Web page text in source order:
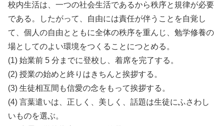
校内生活は、一つの社会生活であるから秩序と規律が必要
である。したがって、自由には責任が伴うことを自覚し
て、個人の自由とともに全体の秩序を重んじ、勉学修養の
場としてのよい環境をつくることにつとめる。
(1) 始業前 5 分までに登校し、着席を完了する。
(2) 授業の始めと終りはきちんと挨拶する。
(3) 生徒相互間も信愛の念をもって挨拶する。
(4) 言葉遣いは、正しく、美しく、話題は生徒にふさわし
いものを選ぶ。